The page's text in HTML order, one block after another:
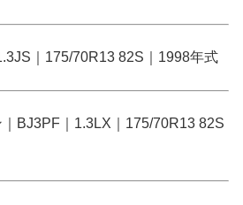
｜175/70R13 82S｜1998年式
BJ3PF｜1.3LX｜175/70R13 82S